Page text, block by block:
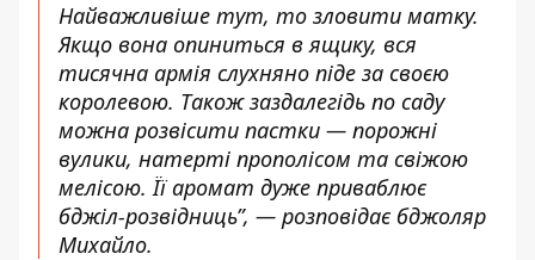
Найважливіше тут, то зловити матку.
Якщо вона опиниться в ящику, вся
тисячна армія слухняно піде за своєю
королевою. Також заздалегідь по саду
можна розвісити пастки — порожні
вулики, натерті прополісом та свіжою
мелісою. Її аромат дуже приваблює
бджіл-розвідниць”, — розповідає бджоляр
Михайло.